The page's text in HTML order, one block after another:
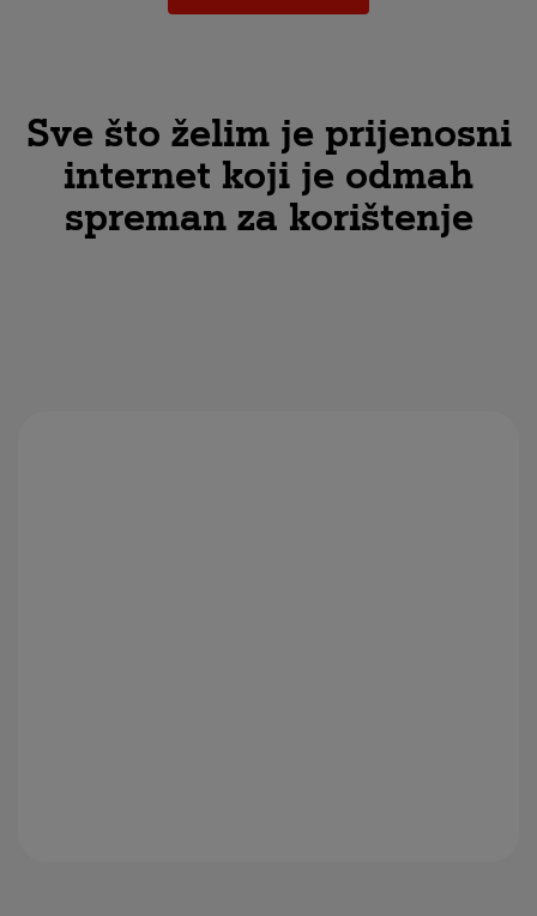
Sve što želim je prijenosni
internet koji je odmah
spreman za korištenje